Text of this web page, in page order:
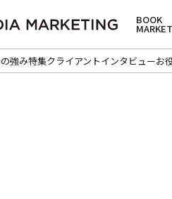
BOOK
強み特集クライアントインタビューお